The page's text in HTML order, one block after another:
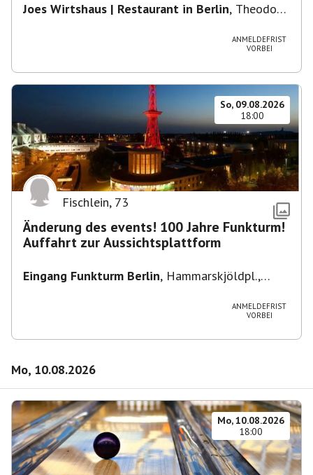
Joes Wirtshaus | Restaurant in Berlin, Theodor-
ANMELDEFRIST
VORBEI
So, 09.08.2026
18:00
Fischlein, 73
Änderung des events! 100 Jahre Funkturm!
Auffahrt zur Aussichtsplattform
Eingang Funkturm Berlin, Hammarskjöldpl.,
ANMELDEFRIST
VORBEI
Mo, 10.08.2026
Mo, 10.08.2026
18:00